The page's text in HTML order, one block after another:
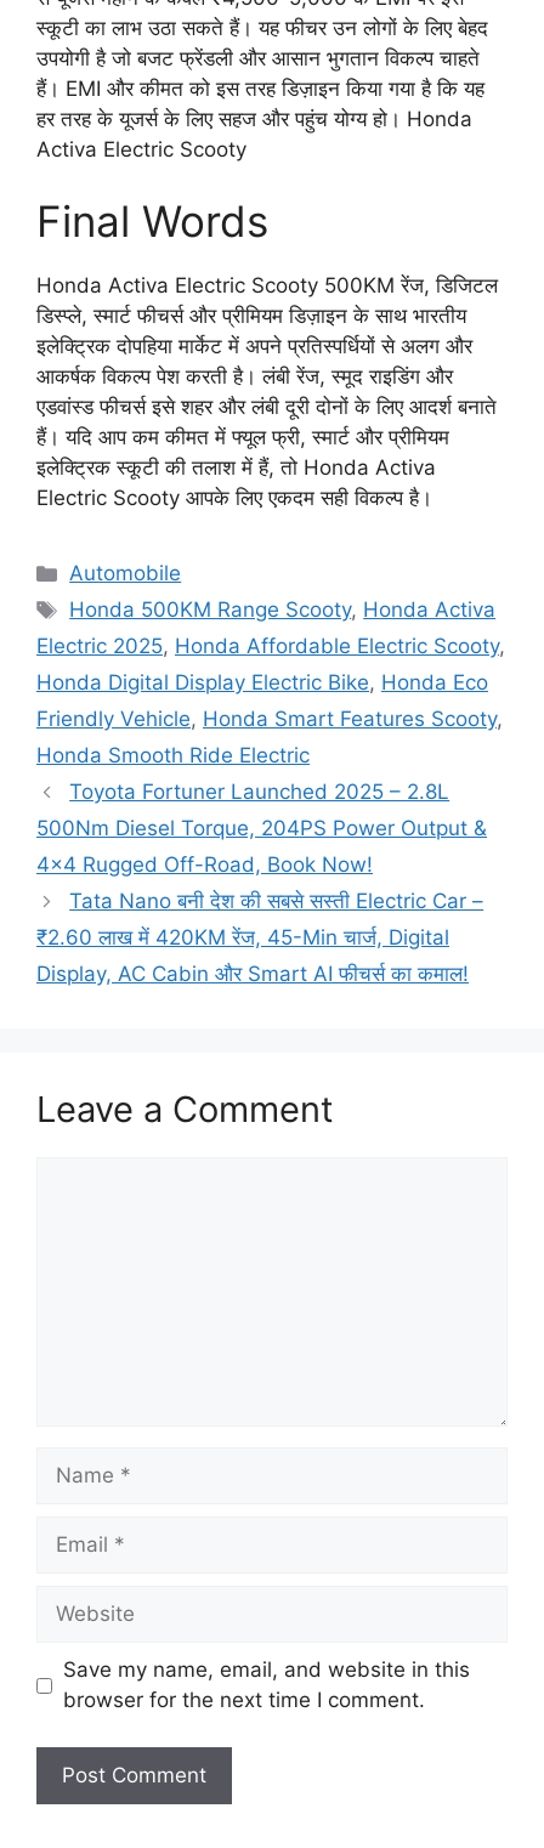
स्कूटी का लाभ उठा सकते हैं। यह फीचर उन लोगों के लिए बेहद
उपयोगी है जो बजट फ्रेंडली और आसान भुगतान विकल्प चाहते
हैं। EMI और कीमत को इस तरह डिज़ाइन किया गया है कि यह
हर तरह के यूजर्स के लिए सहज और पहुंच योग्य हो। Honda
Activa Electric Scooty
Final Words
Honda Activa Electric Scooty 500KM रेंज, डिजिटल
डिस्प्ले, स्मार्ट फीचर्स और प्रीमियम डिज़ाइन के साथ भारतीय
इलेक्ट्रिक दोपहिया मार्केट में अपने प्रतिस्पर्धियों से अलग और
आकर्षक विकल्प पेश करती है। लंबी रेंज, स्मूद राइडिंग और
एडवांस्ड फीचर्स इसे शहर और लंबी दूरी दोनों के लिए आदर्श बनाते
हैं। यदि आप कम कीमत में फ्यूल फ्री, स्मार्ट और प्रीमियम
इलेक्ट्रिक स्कूटी की तलाश में हैं, तो Honda Activa
Electric Scooty आपके लिए एकदम सही विकल्प है।
Categories
Automobile
Tags
Honda 500KM Range Scooty, Honda Activa
Electric 2025, Honda Affordable Electric Scooty,
Honda Digital Display Electric Bike, Honda Eco
Friendly Vehicle, Honda Smart Features Scooty,
Honda Smooth Ride Electric
Toyota Fortuner Launched 2025 – 2.8L
500Nm Diesel Torque, 204PS Power Output &
4×4 Rugged Off-Road, Book Now!
Tata Nano बनी देश की सबसे सस्ती Electric Car –
₹2.60 लाख में 420KM रेंज, 45-Min चार्ज, Digital
Display, AC Cabin और Smart AI फीचर्स का कमाल!
Leave a Comment
Name
Email
Website
Save my name, email, and website in this
browser for the next time I comment.